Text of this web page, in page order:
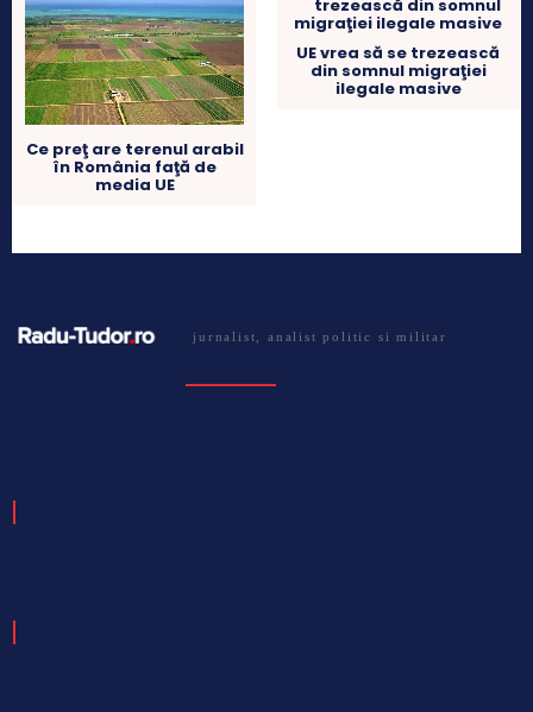
Ce preţ are terenul arabil
în România faţă de
media UE
UE vrea să se trezească
din somnul migraţiei
ilegale masive
jurnalist, analist politic si militar